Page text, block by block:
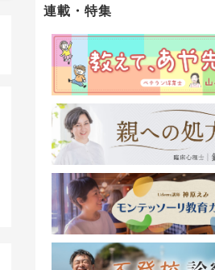
連載・特集